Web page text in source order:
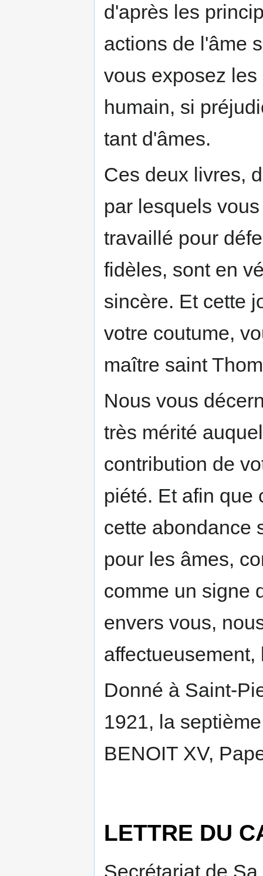
d'après les
actions de l'âme
vous exposez
humain, si
tant d'âmes.
Ces deux livres,
par lesquels
travaillé pour
fidèles, sont en
sincère. Et cette
votre coutume,
maître saint
Nous vous
très mérité
contribution de
piété. Et afin que
cette abondance
pour les âmes,
comme un signe
envers vous,
Donné à Saint-
1921, la
BENOIT XV,
LETTRE DU
Secrétariat de